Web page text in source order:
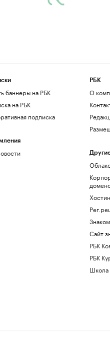
баннеры на РБК
на РБК
подписка
РБК
О
Сайт
РБК
РБК
Школа